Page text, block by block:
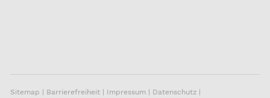
Sitemap | Barrierefreiheit | Impressum | Datenschutz |